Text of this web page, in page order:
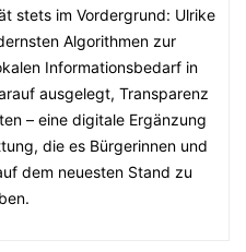
stets im Vordergrund: Ulrike
Algorithmen zur
Informationsbedarf in
ausgelegt, Transparenz
– eine digitale Ergänzung
die es Bürgerinnen und
dem neuesten Stand zu